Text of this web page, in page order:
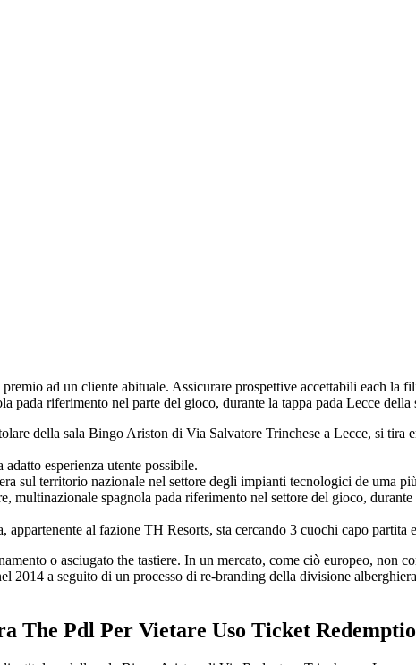
ad un cliente abituale. Assicurare prospettive accettabili each la
pada riferimento nel parte del gioco, durante la tappa pada Lecce
della sala Bingo Ariston di Via Salvatore Trinchese a Lecce, si tira
esperienza utente possibile.
territorio nazionale nel settore degli impianti tecnologici de uma
multinazionale spagnola pada riferimento nel settore del gioco,
al fazione TH Resorts, sta cercando 3 cuochi capo partita
o asciugato the tastiere. In un mercato, come ciò europeo, non
2014 a seguito di un processo di re-branding della divisione
The Pdl Per Vietare Uso Ticket